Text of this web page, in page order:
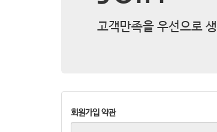
고객만족을 우선으로
회원가입 약관